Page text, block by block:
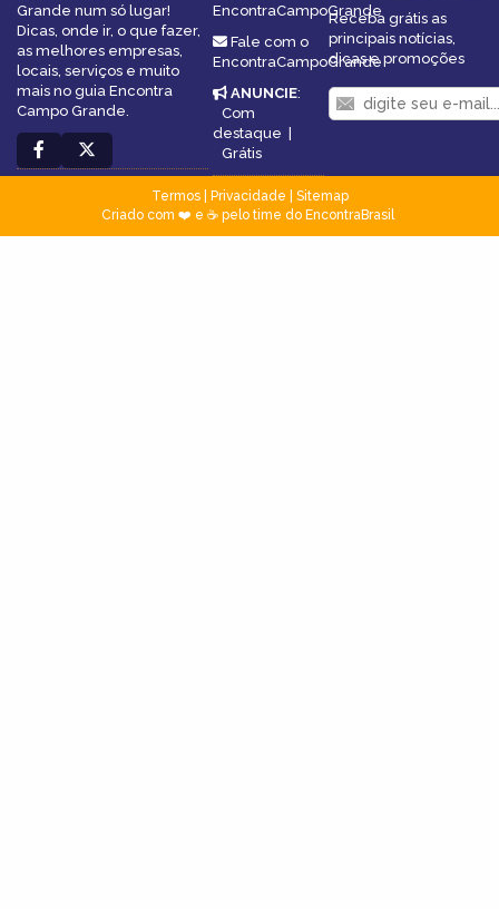
Grande num só lugar!
Dicas, onde ir, o que fazer,
as melhores empresas,
locais, serviços e muito
mais no guia Encontra
Campo Grande.
EncontraCampoGrande
Fale com o
EncontraCampoGrande
ANUNCIE:
Com
destaque |
Grátis
Receba grátis as
principais notícias,
dicas e promoções
Termos| Privacidade
Sitemap
Criado com ❤️ e ☕ pelo time do EncontraBrasil